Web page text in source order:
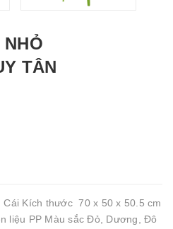
TÂN
thước 70 x 50 x 50.5 cm
liệu PP Màu sắc Đỏ, Dương, Đô